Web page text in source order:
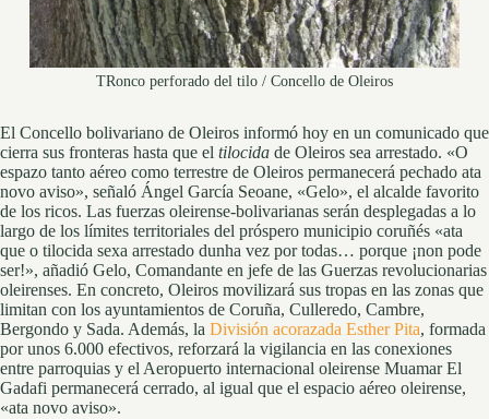
TRonco perforado del tilo / Concello de Oleiros
El Concello bolivariano de Oleiros informó hoy en un comunicado que
cierra sus fronteras hasta que el tilocida de Oleiros sea arrestado. «O
espazo tanto aéreo como terrestre de Oleiros permanecerá pechado ata
novo aviso», señaló Ángel García Seoane, «Gelo», el alcalde favorito
de los ricos. Las fuerzas oleirense-bolivarianas serán desplegadas a lo
largo de los límites territoriales del próspero municipio coruñés «ata
que o tilocida sexa arrestado dunha vez por todas… porque ¡non pode
ser!», añadió Gelo, Comandante en jefe de las Guerzas revolucionarias
oleirenses. En concreto, Oleiros movilizará sus tropas en las zonas que
limitan con los ayuntamientos de Coruña, Culleredo, Cambre,
Bergondo y Sada. Además, la División acorazada Esther Pita, formada
por unos 6.000 efectivos, reforzará la vigilancia en las conexiones
entre parroquias y el Aeropuerto internacional oleirense Muamar El
Gadafi permanecerá cerrado, al igual que el espacio aéreo oleirense,
«ata novo aviso».